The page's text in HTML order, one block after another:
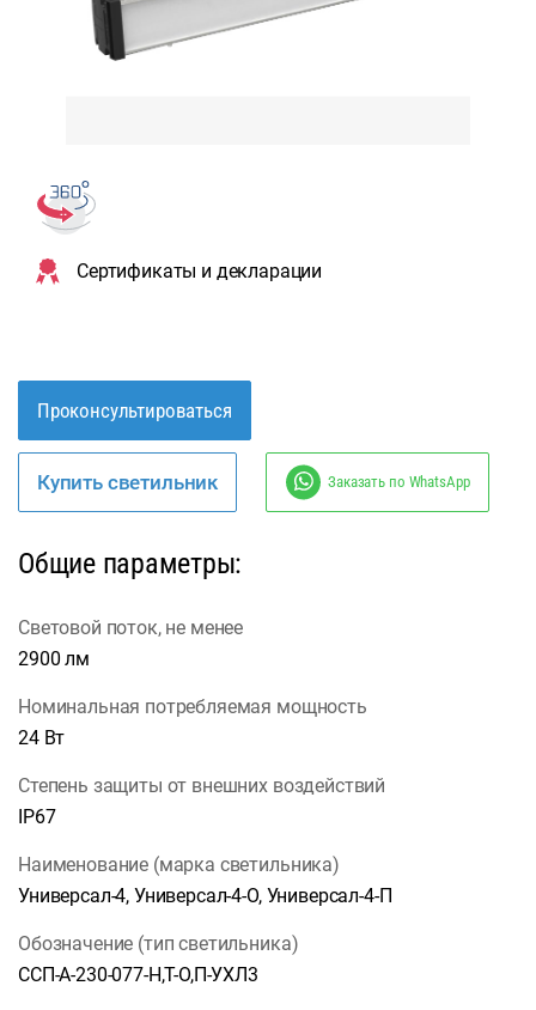
Сертификаты и декларации
Проконсультироваться
Купить светильник Заказать по WhatsApp
Общие параметры:
Световой поток, не менее
2900 лм
Номинальная потребляемая мощность
24 Вт
Степень защиты от внешних воздействий
IP67
Наименование (марка светильника)
Универсал-4, Универсал-4-О, Универсал-4-П
Обозначение (тип светильника)
ССП-А-230-077-Н,Т-О,П-УХЛ3